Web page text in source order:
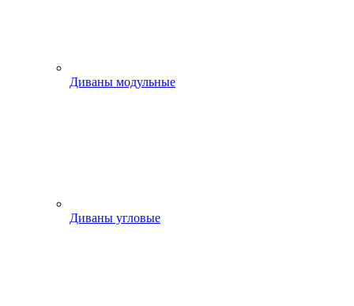
Диваны модульные
Диваны угловые